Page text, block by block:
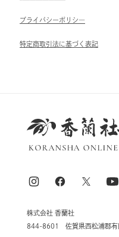
ブライパシーポリシ―
特定商取引法に基づく表記
株式会社 香蘭社
844-8601 佐賀県西松浦郡有